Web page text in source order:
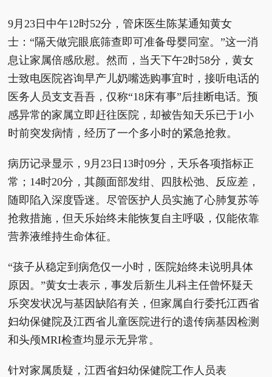
9月23日中午12时52分，管床医生陈某通知黄女
士：“隔天做完眼底筛查即可准备母婴同室。”这一消
息让家属倍感欣慰。然而，当天下午2时58分，黄女
士致电医院咨询早产儿奶嘴选购事宜时，接听电话的
医务人员支支吾吾，仅称“18床有事”后挂断电话。预
感异常的家属立即赶往医院，却被告知天乐已于1小
时前突发病情，经历了一个多小时的紧急抢救。
病历记录显示，9月23日13时09分，天乐各项指标正
常；14时20分，其颜面部发绀、四肢松弛、反应差，
随即陷入深度昏迷。尽管医护人员实施了心肺复苏等
抢救措施，但天乐始终未能恢复自主呼吸，仅能依靠
营养液维持生命体征。
“孩子从稳定到病危仅一小时，医院始终未说明具体
原因。”黄女士表示，事发后新生儿科主任曾怀疑天
乐突发状况与基因缺陷有关，但家属自行委托江西省
妇幼保健院及江西省儿童医院进行的遗传病基因检测
和头颅MRI检查均显示无异常。
针对家属质疑，江西省妇幼保健院工作人员表